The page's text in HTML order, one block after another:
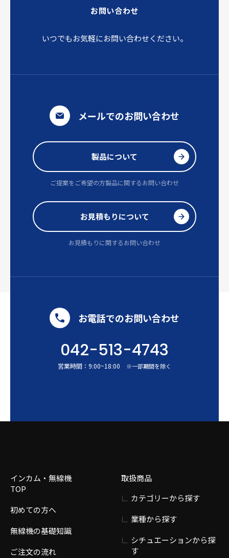
お問い合わせ
いつでもお気軽にお問い合わせください。
メールでのお問い合わせ
製品について
ご提案をご希望の方製品に関するお問い合わせ
お見積もりについて
お見積もりに関するお問い合わせ
お電話でのお問い合わせ
042-513-4743
営業時間： 9:00~18:00 ※一部期間を除く
インカム・無線機
TOP
初めての方へ
無線機の基礎知識
ご注文の流れ
取扱商品
カテゴリーから探す
業種から探す
シチュエーションから探
す